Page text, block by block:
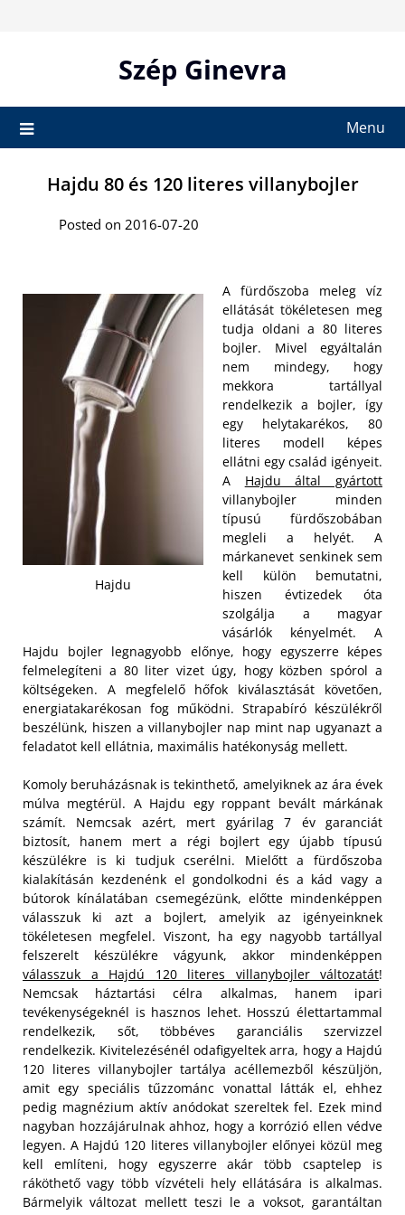
Szép Ginevra
Menu
Hajdu 80 és 120 literes villanybojler
Posted on 2016-07-20
Hajdu
A fürdőszoba meleg víz
ellátását tökéletesen meg
tudja oldani a 80 literes
bojler. Mivel egyáltalán
nem mindegy, hogy
mekkora tartállyal
rendelkezik a bojler, így
egy helytakarékos, 80
literes modell képes
ellátni egy család igényeit.
A Hajdu által gyártott
villanybojler minden
típusú fürdőszobában
megleli a helyét. A
márkanevet senkinek sem
kell külön bemutatni,
hiszen évtizedek óta
szolgálja a magyar
vásárlók kényelmét. A
Hajdu bojler legnagyobb előnye, hogy egyszerre képes
felmelegíteni a 80 liter vizet úgy, hogy közben spórol a
költségeken. A megfelelő hőfok kiválasztását követően,
energiatakarékosan fog működni. Strapabíró készülékről
beszélünk, hiszen a villanybojler nap mint nap ugyanazt a
feladatot kell ellátnia, maximális hatékonyság mellett.
Komoly beruházásnak is tekinthető, amelyiknek az ára évek
múlva megtérül. A Hajdu egy roppant bevált márkának
számít. Nemcsak azért, mert gyárilag 7 év garanciát
biztosít, hanem mert a régi bojlert egy újabb típusú
készülékre is ki tudjuk cserélni. Mielőtt a fürdőszoba
kialakításán kezdenénk el gondolkodni és a kád vagy a
bútorok kínálatában csemegézünk, előtte mindenképpen
válasszuk ki azt a bojlert, amelyik az igényeinknek
tökéletesen megfelel. Viszont, ha egy nagyobb tartállyal
felszerelt készülékre vágyunk, akkor mindenképpen
válasszuk a Hajdú 120 literes villanybojler változatát!
Nemcsak háztartási célra alkalmas, hanem ipari
tevékenységeknél is hasznos lehet. Hosszú élettartammal
rendelkezik, sőt, többéves garanciális szervizzel
rendelkezik. Kivitelezésénél odafigyeltek arra, hogy a Hajdú
120 literes villanybojler tartálya acéllemezből készüljön,
amit egy speciális tűzzománc vonattal látták el, ehhez
pedig magnézium aktív anódokat szereltek fel. Ezek mind
nagyban hozzájárulnak ahhoz, hogy a korrózió ellen védve
legyen. A Hajdú 120 literes villanybojler előnyei közül meg
kell említeni, hogy egyszerre akár több csaptelep is
ráköthető vagy több vízvételi hely ellátására is alkalmas.
Bármelyik változat mellett teszi le a voksot, garantáltan